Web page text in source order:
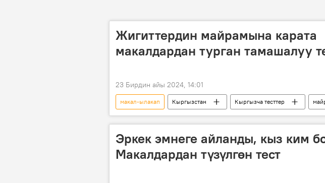
Жигиттердин майрамына карата
макалдардан турган тамашалуу
23 Бирдин айы 2024, 14:01
макал-ылакап Кыргызстан Кыргызча тесттер
жигит
Эркек эмнеге айланды, кыз ким
Макалдардан түзүлгөн тест